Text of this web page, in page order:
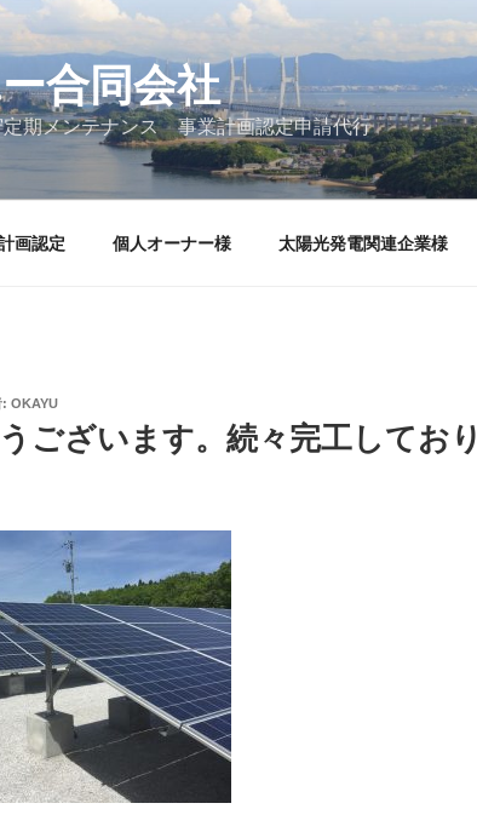
合同会社
定期メンテナンス 事業計画認定申請代行
画認定 個人オーナー様 太陽光発電関連企業様
: OKAYU
ございます。続々完工しており